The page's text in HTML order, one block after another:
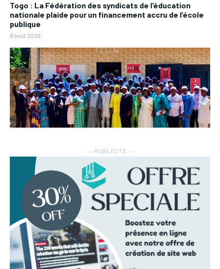
Togo : La Fédération des syndicats de l’éducation
nationale plaide pour un financement accru de l’école
publique
8 août 2026
― PUBLICITE ―